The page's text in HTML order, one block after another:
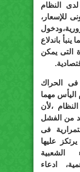
النظام
للإسعار،
باندلاع
التى يمكن
فى الحراك
اليأس مهما
،لأن
من الفشل
فى
عليها
الشعبية
ادعاء